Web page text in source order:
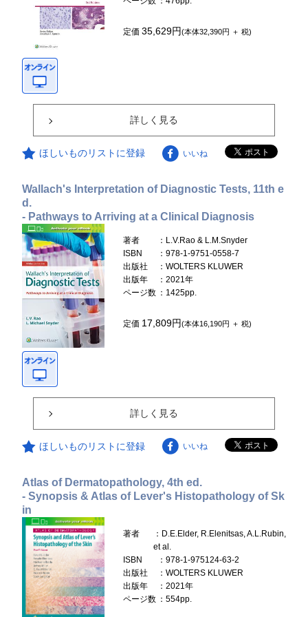
定価35,629円(本体32,390円 ＋ 税)
詳しく見る
ほしいものリストに登録 いいね
Wallach's Interpretation of Diagnostic Tests, 11th e
d.
- Pathways to Arriving at a Clinical Diagnosis
著者
：L.V.Rao & L.M.Snyder
ISBN
：978-1-9751-0558-7
出版社
：WOLTERS KLUWER
出版年
：2021年
ページ数 ：1425pp.
定価 17,809円(本体16,190円 ＋ 税)
詳しく見る
ほしいものリストに登録 いいね
Atlas of Dermatopathology, 4th ed.
- Synopsis & Atlas of Lever's Histopathology of Sk
in
著者
：D.E.Elder, R.Elenitsas, A.L.Rubin,
et al.
ISBN
：978-1-975124-63-2
出版社
：WOLTERS KLUWER
出版年
：2021年
ページ数 ：554pp.